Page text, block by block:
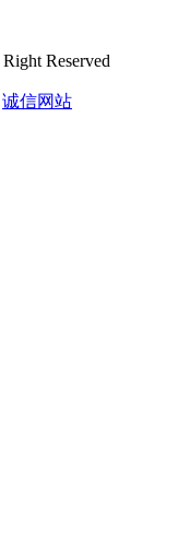
Reserved
诚信网站